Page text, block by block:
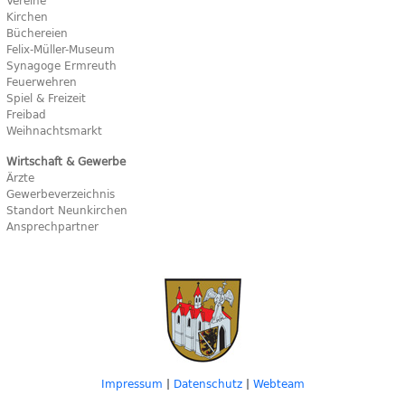
Kirchen
Büchereien
Felix-Müller-Museum
Synagoge Ermreuth
Feuerwehren
Spiel & Freizeit
Freibad
Weihnachtsmarkt
Wirtschaft & Gewerbe
Ärzte
Gewerbeverzeichnis
Standort Neunkirchen
Ansprechpartner
Impressum | Datenschutz| Webteam